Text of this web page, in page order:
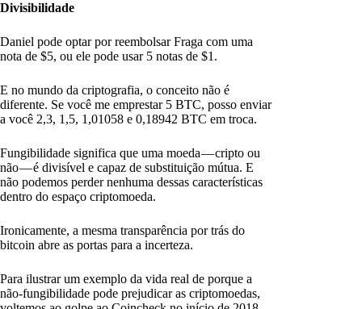
Divisibilidade
Daniel pode optar por reembolsar Fraga com uma
nota de $5, ou ele pode usar 5 notas de $1.
E no mundo da criptografia, o conceito não é
diferente. Se você me emprestar 5 BTC, posso enviar
a você 2,3, 1,5, 1,01058 e 0,18942 BTC em troca.
Fungibilidade significa que uma moeda — cripto ou
não — é divisível e capaz de substituição mútua. E
não podemos perder nenhuma dessas características
dentro do espaço criptomoeda.
Ironicamente, a mesma transparência por trás do
bitcoin abre as portas para a incerteza.
Para ilustrar um exemplo da vida real de porque a
não-fungibilidade pode prejudicar as criptomoedas,